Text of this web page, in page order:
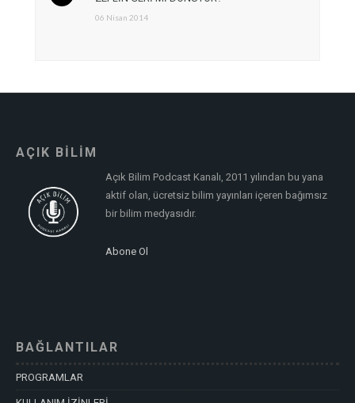
06 Nisan 2014
AÇIK BİLİM
Açık Bilim Podcast Kanalı, 2011 yılından bu yana
aktif olan, ücretsiz bilim yayınları içeren bağımsız
bir bilim medyasıdır.
Abone Ol
BAĞLANTILAR
PROGRAMLAR